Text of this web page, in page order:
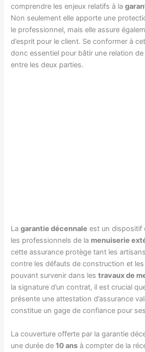
comprendre les enjeux relatifs à la
Non seulement elle apporte une
le professionnel, mais elle assure
d’esprit pour le client. Se conformer à
donc essentiel pour bâtir une relation
entre les deux parties.
Lagarantie décennale est un dispositif
les professionnels de la menuiserie
cette assurance protège tant les
contre les défauts de construction et
pouvant survenir dans lestravaux de
la signature d’un contrat, il est crucial
présente une attestation d’assurance
constitue un gage de confiance pour
La couverture offerte par la garantie
une durée de10 ans à compter de la